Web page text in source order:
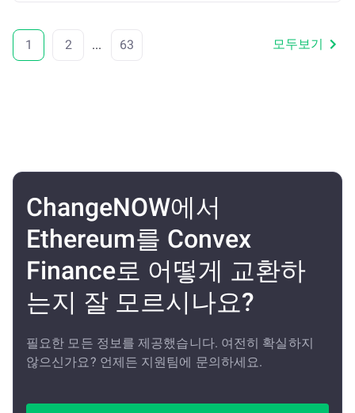
1 2 ... 63 모두보기
ChangeNOW에서
Ethereum를 Convex
Finance로 어떻게 교환하
는지 잘 모르시나요?
필요한 모든 정보를 제공했습니다. 여전히 확실하지
않으신가요? 언제든 지원팀에 문의하세요.